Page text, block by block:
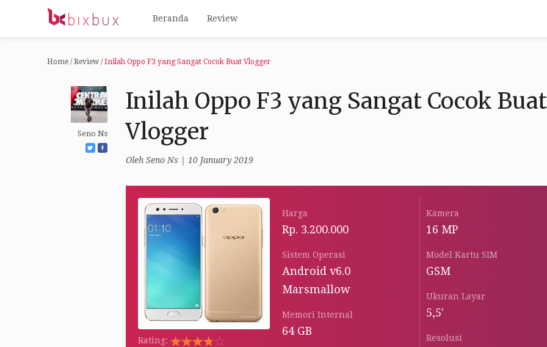
Beranda Review
Home /Review/Inilah Oppo F3 yang Sangat Cocok Buat Vlogger
Seno Ns
Inilah Oppo F3 yang Sangat Cocok Buat
Vlogger
Oleh Seno Ns | 10 January 2019
Rating:
Harga
Rp. 3.200.000
Sistem Operasi
Android v6.0
Marsmallow
Memori Internal
64 GB
Kamera
16 MP
Model Kartu SIM
GSM
Ukuran Layar
5,5'
Resolusi